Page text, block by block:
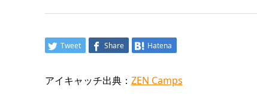
Tweet Share Hatena
アイキャッチ出典： ZEN Camps